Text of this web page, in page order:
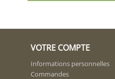
VOTRE COMPTE
Informations personnelles
Commandes